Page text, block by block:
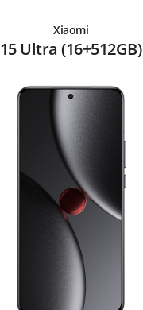
Xiaomi
15 Ultra (16+512GB)